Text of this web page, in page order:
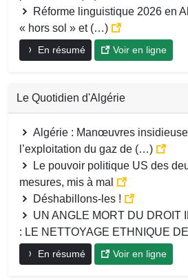
Réforme linguistique 2026 en
« hors sol » et (…)
En résumé Voir en ligne
Le Quotidien d'Algérie
Algérie : Manœuvres
l’exploitation du gaz de (…)
Le pouvoir politique US des
mesures, mis à mal
Déshabillons-les !
UN ANGLE MORT DU DROIT
: LE NETTOYAGE ETHNIQUE
En résumé Voir en ligne